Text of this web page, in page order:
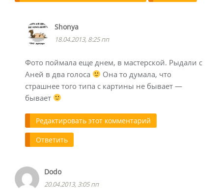
Shonya
18.04.2013, 8:25 пп
Фото поймала еще днем, в мастерской. Рыдали с
Аней в два голоса
Она то думала, что
страшнее того типа с картины не бывает —
бывает
Редактировать этот комментарий
Ответить
Dodo
20.04.2013, 3:05 пп